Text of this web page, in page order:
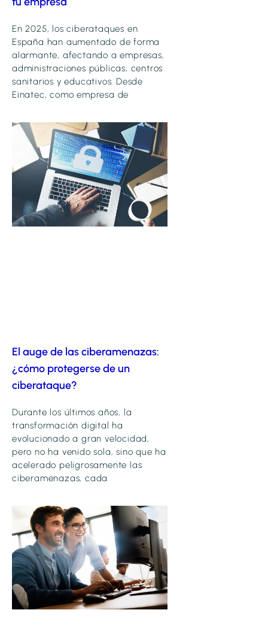
En 2025, los ciberataques en
España han aumentado de forma
alarmante, afectando a empresas,
administraciones públicas, centros
sanitarios y educativos. Desde
Einatec, como empresa de
El auge de las ciberamenazas:
¿cómo protegerse de un
ciberataque?
Durante los últimos años, la
transformación digital ha
evolucionado a gran velocidad,
pero no ha venido sola, sino que ha
acelerado peligrosamente las
ciberamenazas, cada